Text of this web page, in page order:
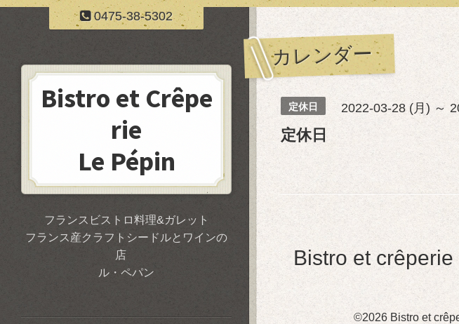
0475-38-5302
カレンダー
定休日 2022-03-28 (月) ～
定休日
Bistro et
©2026 Bistro et
Bistro et Crêpe
rie
Le Pépin
フランスビストロ料理&ガレット
フランス産クラフトシードルとワインの
店
ル・ペパン